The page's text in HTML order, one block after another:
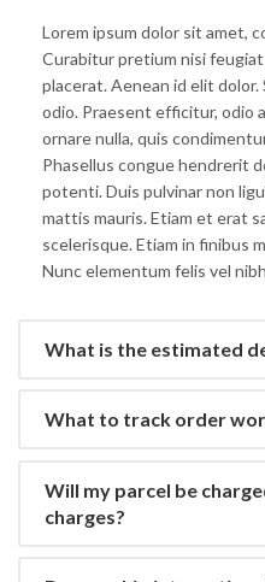
Lorem ipsum dolor sit amet,
Curabitur pretium nisi
placerat. Aenean id elit dolor.
odio. Praesent efficitur, odio
ornare nulla, quis
Phasellus congue hendrerit
potenti. Duis pulvinar non
mattis mauris. Etiam et erat
scelerisque. Etiam in finibus
Nunc elementum felis vel
What is the estimated
What to track order
Will my parcel be
charges?